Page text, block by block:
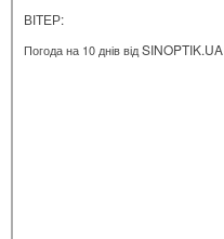
ВІТЕР:
Погода на 10 днів відSINOPTIK.UA